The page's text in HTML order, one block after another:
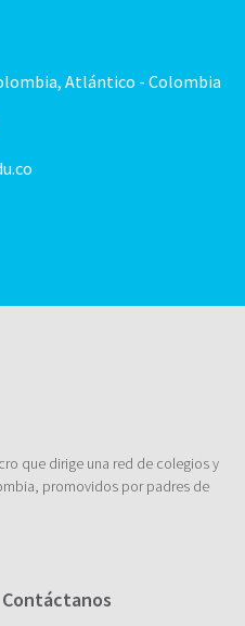
Atlántico - Colombia
que dirige una red de colegios y
promovidos por padres de
Contáctanos